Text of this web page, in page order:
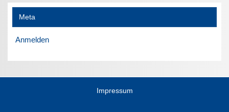
Meta
Anmelden
Impressum